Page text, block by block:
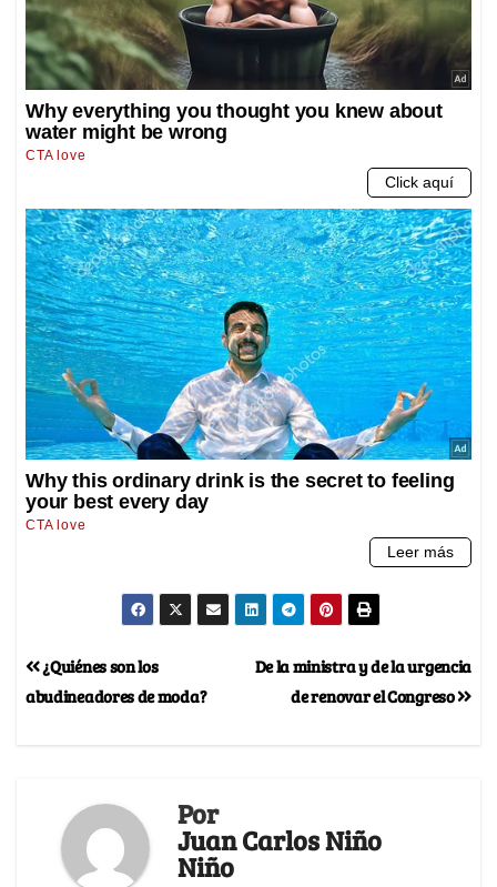
De la ministra y de la urgencia
de renovar el Congreso
¿Quiénes son los
abudineadores de moda?
Por
Juan Carlos Niño
Niño